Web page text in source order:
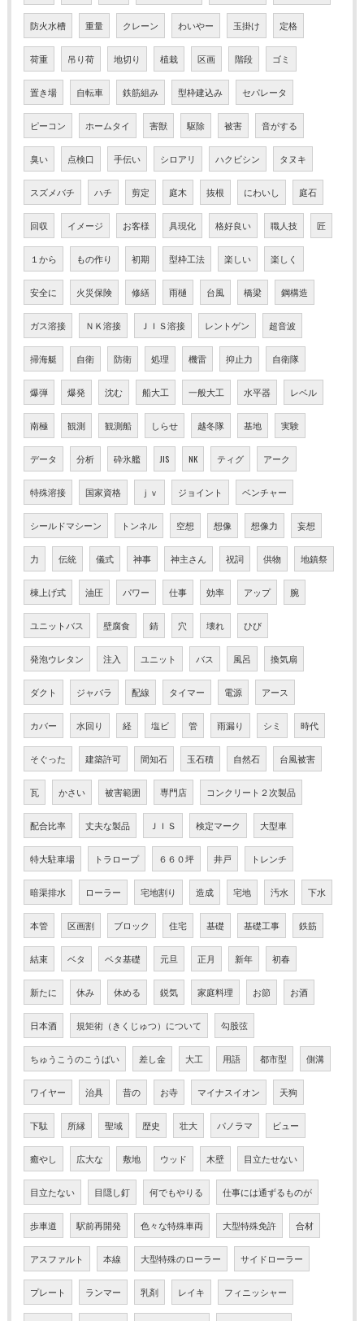
防火水槽 重量 クレーン わいやー 玉掛け 定格
荷重 吊り荷 地切り 植栽 区画 階段 ゴミ
置き場 自転車 鉄筋組み 型枠建込み セパレータ
ピーコン ホームタイ 害獣 駆除 被害 音がする
臭い 点検口 手伝い シロアリ ハクビシン タヌキ
スズメバチ ハチ 剪定 庭木 抜根 にわいし 庭石
回収 イメージ お客様 具現化 格好良い 職人技 匠
１から もの作り 初期 型枠工法 楽しい 楽しく
安全に 火災保険 修繕 雨樋 台風 橋梁 鋼構造
ガス溶接 ＮＫ溶接 ＪＩＳ溶接 レントゲン 超音波
掃海艇 自衛 防衛 処理 機雷 抑止力 自衛隊
爆弾 爆発 沈む 船大工 一般大工 水平器 レベル
南極 観測 観測船 しらせ 越冬隊 基地 実験
データ 分析 砕氷艦 JIS NK ティグ アーク
特殊溶接 国家資格 ｊｖ ジョイント ベンチャー
シールドマシーン トンネル 空想 想像 想像力 妄想
力 伝統 儀式 神事 神主さん 祝詞 供物 地鎮祭
棟上げ式 油圧 パワー 仕事 効率 アップ 腕
ユニットバス 壁腐食 錆 穴 壊れ ひび
発泡ウレタン 注入 ユニット バス 風呂 換気扇
ダクト ジャバラ 配線 タイマー 電源 アース
カバー 水回り 経 塩ビ 管 雨漏り シミ 時代
そぐった 建築許可 間知石 玉石積 自然石 台風被害
瓦 かさい 被害範囲 専門店 コンクリート２次製品
配合比率 丈夫な製品 ＪＩＳ 検定マーク 大型車
特大駐車場 トラロープ ６６０坪 井戸 トレンチ
暗渠排水 ローラー 宅地割り 造成 宅地 汚水 下水
本管 区画割 ブロック 住宅 基礎 基礎工事 鉄筋
結束 ベタ ベタ基礎 元旦 正月 新年 初春
新たに 休み 休める 鋭気 家庭料理 お節 お酒
日本酒 規矩術（きくじゅつ）について 勾股弦
ちゅうこうのこうばい 差し金 大工 用語 都市型 側溝
ワイヤー 治具 昔の お寺 マイナスイオン 天狗
下駄 所縁 聖域 歴史 壮大 パノラマ ビュー
癒やし 広大な 敷地 ウッド 木壁 目立たせない
目立たない 目隠し釘 何でもやりる 仕事には通ずるものが
歩車道 駅前再開発 色々な特殊車両 大型特殊免許 合材
アスファルト 本線 大型特殊のローラー サイドローラー
プレート ランマー 乳剤 レイキ フィニッシャー